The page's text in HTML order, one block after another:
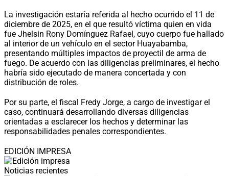
La investigación estaría referida al hecho ocurrido el 11 de
diciembre de 2025, en el que resultó víctima quien en vida
fue Jhelsin Rony Domínguez Rafael, cuyo cuerpo fue hallado
al interior de un vehículo en el sector Huayabamba,
presentando múltiples impactos de proyectil de arma de
fuego. De acuerdo con las diligencias preliminares, el hecho
habría sido ejecutado de manera concertada y con
distribución de roles.
Por su parte, el fiscal Fredy Jorge, a cargo de investigar el
caso, continuará desarrollando diversas diligencias
orientadas a esclarecer los hechos y determinar las
responsabilidades penales correspondientes.
EDICIÓN IMPRESA
Noticias recientes